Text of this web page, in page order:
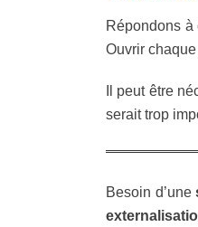
Répondons à
Ouvrir
Il peut être
serait trop
Besoin d’une